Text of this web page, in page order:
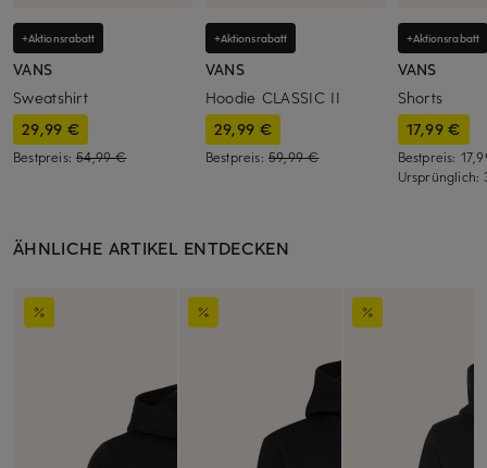
+Aktionsrabatt
VANS
Sweatshirt
29,99 €
Bestpreis:54,99 €
+Aktionsrabatt
VANS
Hoodie CLASSIC II
29,99 €
Bestpreis: 59,99 €
+Aktionsrabatt
VANS
Shorts
17,99 €
Bestpreis:
Ursprünglich:
ÄHNLICHE ARTIKEL ENTDECKEN